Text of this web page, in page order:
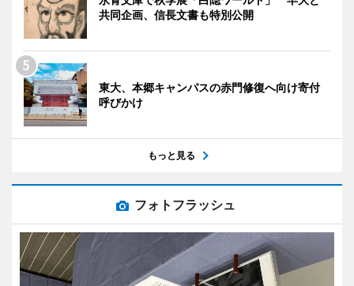
共同企画、信長文書も特別公開
東大、本郷キャンパスの赤門修復へ向け寄付
呼びかけ
もっと見る
フォトフラッシュ